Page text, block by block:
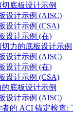
底板设计示例
设计示例 (AISC)
设计示例 (CSA)
设计示例 (在)
力的底板设计示例
设计示例 (AISC)
设计示例 (在)
设计示例 (CSA)
底板设计示例
设计示例 (AISC)
的 ACI 锚定检查: